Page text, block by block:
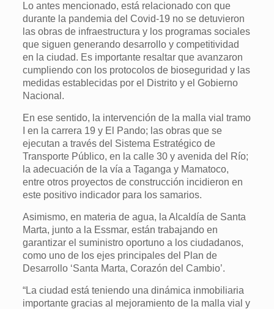
Lo antes mencionado, está relacionado con que
durante la pandemia del Covid-19 no se detuvieron
las obras de infraestructura y los programas sociales
que siguen generando desarrollo y competitividad
en la ciudad. Es importante resaltar que avanzaron
cumpliendo con los protocolos de bioseguridad y las
medidas establecidas por el Distrito y el Gobierno
Nacional.
En ese sentido, la intervención de la malla vial tramo
I en la carrera 19 y El Pando; las obras que se
ejecutan a través del Sistema Estratégico de
Transporte Público, en la calle 30 y avenida del Río;
la adecuación de la vía a Taganga y Mamatoco,
entre otros proyectos de construcción incidieron en
este positivo indicador para los samarios.
Asimismo, en materia de agua, la Alcaldía de Santa
Marta, junto a la Essmar, están trabajando en
garantizar el suministro oportuno a los ciudadanos,
como uno de los ejes principales del Plan de
Desarrollo ‘Santa Marta, Corazón del Cambio’.
“La ciudad está teniendo una dinámica inmobiliaria
importante gracias al mejoramiento de la malla vial y